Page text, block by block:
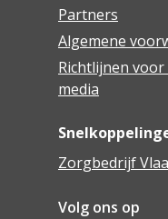
Partners
Algemene
Richtlijnen
media
Zorgbedrijf
Volg ons op